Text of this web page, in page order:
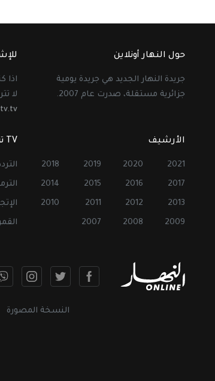
حول النهار أونلاين
جريدة النهار الجديد هي جريدة يومية
جزائرية مستقلة، صدرت عام 2007.
اذا
لا
الأرشيف
2021
2020
2019
2018
2017
2016
2015
2014
2013
2012
2011
2010
2009
2008
2007
TV تردد قناة النهار
النسخة المصورة